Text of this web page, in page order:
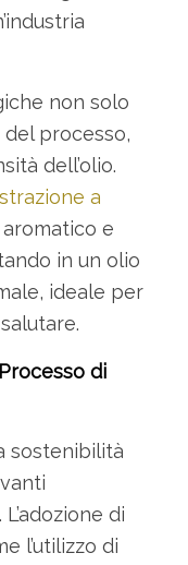
non solo
processo,
dell’olio.
a
e
in un olio
ideale per
di
sostenibilità
di
l’utilizzo di